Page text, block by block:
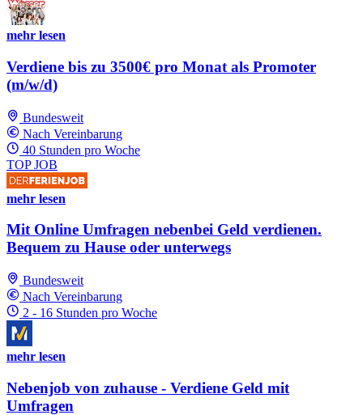
mehr lesen
Verdiene bis zu 3500€ pro Monat als Promoter
(m/w/d)
Bundesweit
Nach Vereinbarung
40 Stunden pro Woche
TOP JOB
mehr lesen
Mit Online Umfragen nebenbei Geld verdienen.
Bequem zu Hause oder unterwegs
Bundesweit
Nach Vereinbarung
2 - 16 Stunden pro Woche
mehr lesen
Nebenjob von zuhause - Verdiene Geld mit
Umfragen